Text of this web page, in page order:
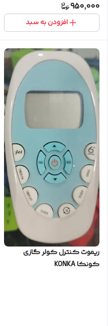
950,000
افزودن به سبد
ریموت کنترل کولر گازی
کونکا KONKA